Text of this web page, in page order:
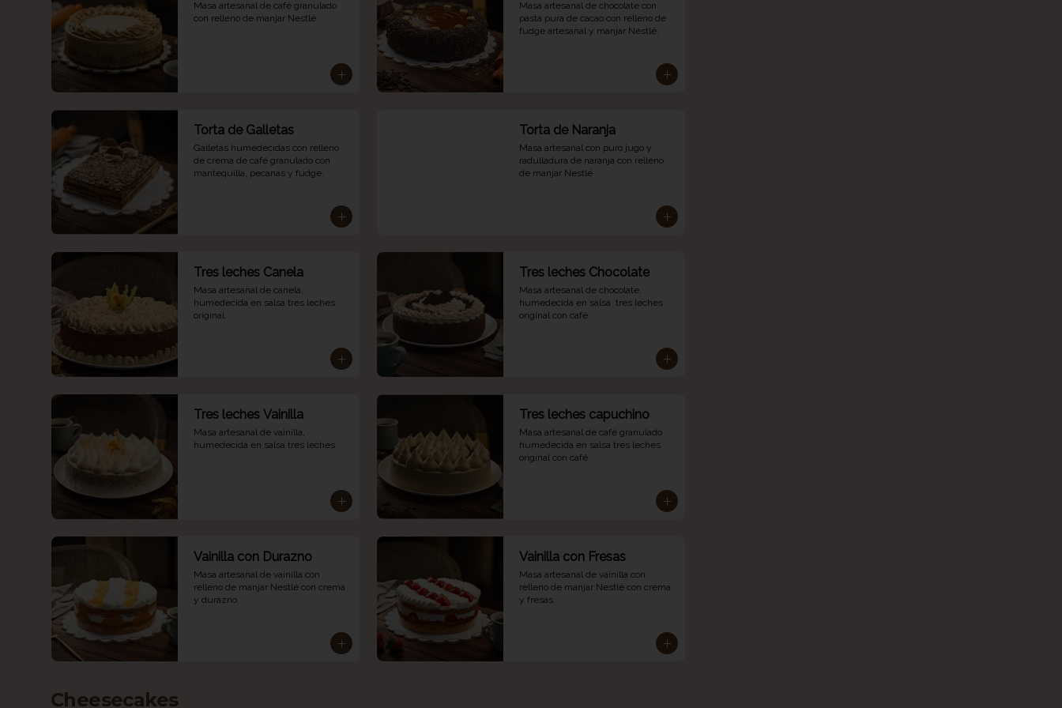
Masa artesanal de café granulado
con relleno de manjar Nestlé
Masa artesanal de chocolate con
pasta pura de cacao con relleno de
fudge artesanal y manjar Nestlé.
Torta de Galletas
Galletas humedecidas con relleno
de crema de café granulado con
mantequilla, pecanas y fudge.
Torta de Naranja
Masa artesanal con puro jugo y
radulladura de naranja con relleno
de manjar Nestlé
Tres leches Canela
Masa artesanal de canela,
humedecida en salsa tres leches
original.
Tres leches Chocolate
Masa artesanal de chocolate,
humedecida en salsa  tres leches
original con café.
Tres leches Vainilla
Masa artesanal de vainilla,
humedecida en salsa tres leches.
Tres leches capuchino
Masa artesanal de café granulado
humedecida en salsa tres leches
original con café.
Vainilla con Durazno
Masa artesanal de vainilla con
relleno de manjar Nestlé con crema
y durazno.
Vainilla con Fresas
Masa artesanal de vainilla con
relleno de manjar Nestlé con crema
y fresas.
Cheesecakes